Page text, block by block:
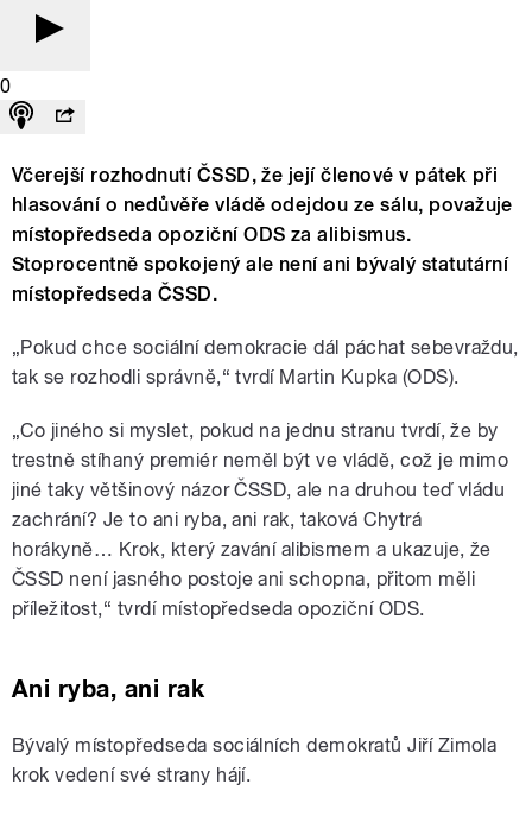
0
Včerejší rozhodnutí ČSSD, že její členové v pátek při
hlasování o nedůvěře vládě odejdou ze sálu, považuje
místopředseda opoziční ODS za alibismus.
Stoprocentně spokojený ale není ani bývalý statutární
místopředseda ČSSD.
„Pokud chce sociální demokracie dál páchat sebevraždu,
tak se rozhodli správně,“ tvrdí Martin Kupka (ODS).
„Co jiného si myslet, pokud na jednu stranu tvrdí, že by
trestně stíhaný premiér neměl být ve vládě, což je mimo
jiné taky většinový názor ČSSD, ale na druhou teď vládu
zachrání? Je to ani ryba, ani rak, taková Chytrá
horákyně… Krok, který zavání alibismem a ukazuje, že
ČSSD není jasného postoje ani schopna, přitom měli
příležitost,“ tvrdí místopředseda opoziční ODS.
Ani ryba, ani rak
Bývalý místopředseda sociálních demokratů Jiří Zimola
krok vedení své strany hájí.